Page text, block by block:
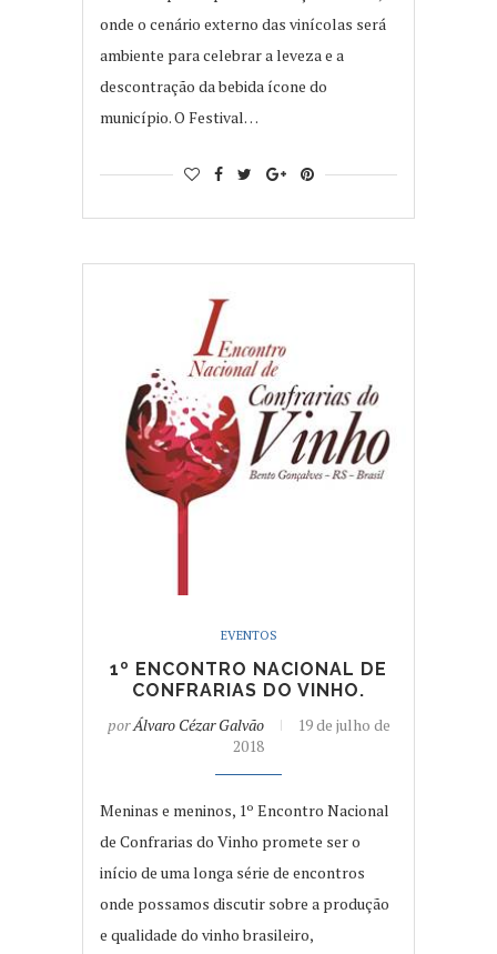
onde o cenário externo das vinícolas será
ambiente para celebrar a leveza e a
descontração da bebida ícone do
município. O Festival…
EVENTOS
1º ENCONTRO NACIONAL DE
CONFRARIAS DO VINHO.
porÁlvaro Cézar Galvão
19 de julho de
2018
Meninas e meninos, 1º Encontro Nacional
de Confrarias do Vinho promete ser o
início de uma longa série de encontros
onde possamos discutir sobre a produção
e qualidade do vinho brasileiro,